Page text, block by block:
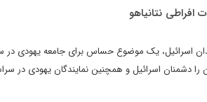
نتانیاهو
اسرائیل، یک موضوع حساس برای جامعه یهودی در
دشمنان اسرائیل و همچنین نمایندگان یهودی در